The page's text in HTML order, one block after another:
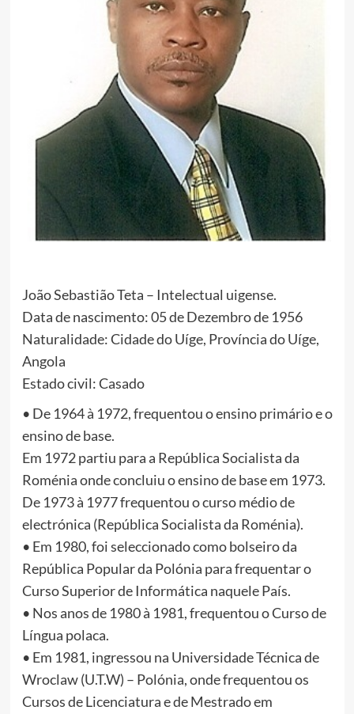
João Sebastião Teta – Intelectual uigense.
Data de nascimento: 05 de Dezembro de 1956
Naturalidade: Cidade do Uíge, Província do Uíge,
Angola
Estado civil: Casado
• De 1964 à 1972, frequentou o ensino primário e o
ensino de base.
Em 1972 partiu para a República Socialista da
Roménia onde concluiu o ensino de base em 1973.
De 1973 à 1977 frequentou o curso médio de
electrónica (República Socialista da Roménia).
• Em 1980, foi seleccionado como bolseiro da
República Popular da Polónia para frequentar o
Curso Superior de Informática naquele País.
• Nos anos de 1980 à 1981, frequentou o Curso de
Língua polaca.
• Em 1981, ingressou na Universidade Técnica de
Wroclaw (U.T.W) – Polónia, onde frequentou os
Cursos de Licenciatura e de Mestrado em